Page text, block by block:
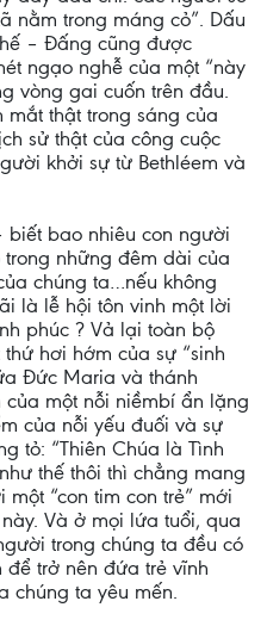
nằm trong máng cỏ”. Dấu
– Đấng cũng được
ngạo nghễ của một “này
vòng gai cuốn trên đầu.
thật trong sáng của
sử thật của công cuộc
khởi sự từ Bethléem và
bao nhiêu con người
những đêm dài của
chúng ta…nếu không
là lễ hội tôn vinh một lời
phúc ? Vả lại toàn bộ
hơi hớm của sự “sinh
Đức Maria và thánh
một nỗi niềmbí ẩn lặng
của nỗi yếu đuối và sự
tỏ: “Thiên Chúa là Tình
thế thôi thì chẳng mang
“con tim con trẻ” mới
Và ở mọi lứa tuổi, qua
trong chúng ta đều có
để trở nên đứa trẻ vĩnh
chúng ta yêu mến.